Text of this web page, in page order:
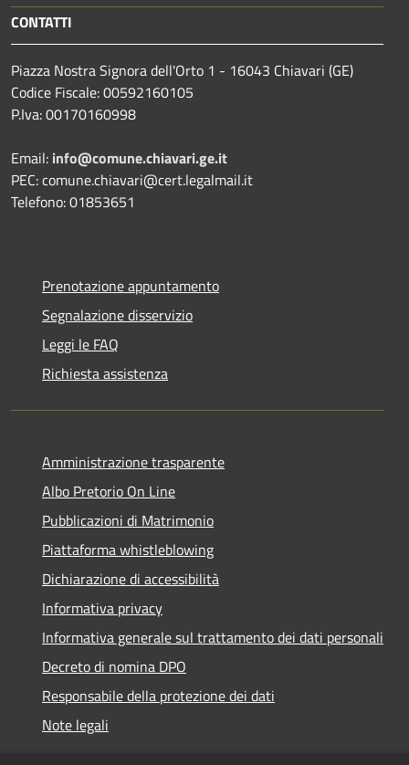
CONTATTI
Piazza Nostra Signora dell'Orto 1 - 16043 Chiavari (GE)
Codice Fiscale: 00592160105
P.Iva: 00170160998
Email: info@comune.chiavari.ge.it
PEC: comune.chiavari@cert.legalmail.it
Telefono: 01853651
Prenotazione appuntamento
Segnalazione disservizio
Leggi le FAQ
Richiesta assistenza
Amministrazione trasparente
Albo Pretorio On Line
Pubblicazioni di Matrimonio
Piattaforma whistleblowing
Dichiarazione di accessibilità
Informativa privacy
Informativa generale sul trattamento dei dati personali
Decreto di nomina DPO
Responsabile della protezione dei dati
Note legali